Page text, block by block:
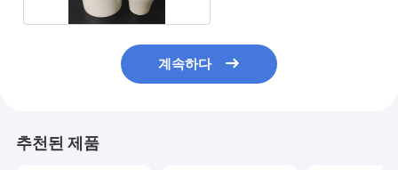
계속하다
추천된 제품